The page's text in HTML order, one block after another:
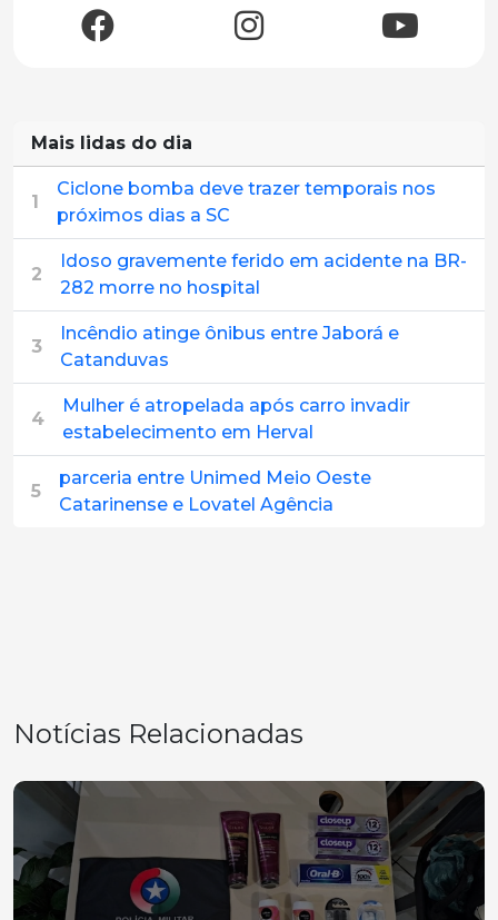
Mais lidas do dia
1
Ciclone bomba deve trazer temporais nos
próximos dias a SC
2
Idoso gravemente ferido em acidente na BR-
282 morre no hospital
3
Incêndio atinge ônibus entre Jaborá e
Catanduvas
4
Mulher é atropelada após carro invadir
estabelecimento em Herval
5
parceria entre Unimed Meio Oeste
Catarinense e Lovatel Agência
Notícias Relacionadas